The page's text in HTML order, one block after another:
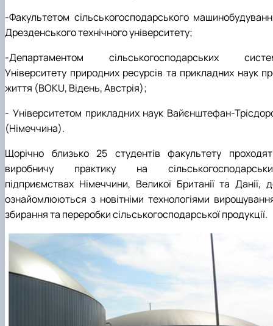
‑Факультетом сільськогосподарського
Дрезденського технічного університету;
‑Департаментом сільськогосподарських
Університету природних ресурсів та прикладних наук
життя (BOKU, Відень, Австрія);
‑ Університетом прикладних наук Вайєнштефан-
(Німеччина).
Щорічно близько 25 студентів факультету
виробничу практику на
підприємствах Німеччини, Великої Британії та Данії,
ознайомлюються з новітніми технологіями
збирання та переробки сільськогосподарської продукції.